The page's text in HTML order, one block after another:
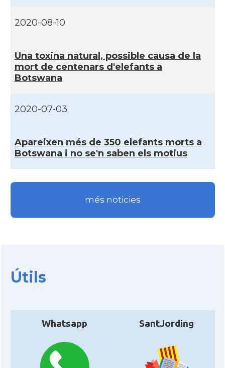
2020-08-10
Una toxina natural, possible causa de la
mort de centenars d'elefants a
Botswana
2020-07-03
Apareixen més de 350 elefants morts a
Botswana i no se'n saben els motius
més noticies
Útils
Whatsapp SantJording